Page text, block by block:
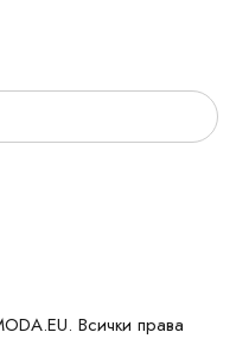
Всички права